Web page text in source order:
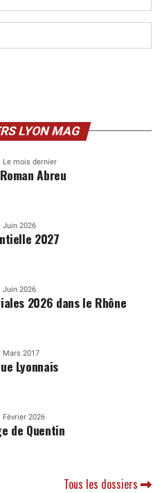
LYON MAG
Le mois dernier
Abreu
Juin 2026
2027
Juin 2026
2026 dans le Rhône
Mars 2017
Lyonnais
Février 2026
de Quentin
Tous les dossiers